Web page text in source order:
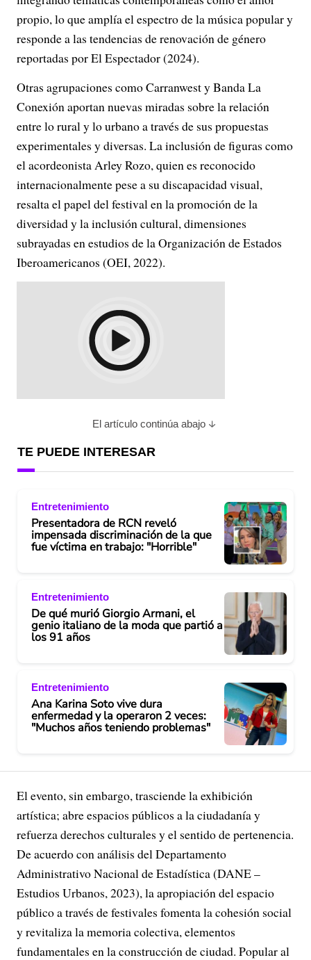
propio, lo que amplía el espectro de la música popular y
responde a las tendencias de renovación de género
reportadas por El Espectador (2024).
Otras agrupaciones como Carranwest y Banda La
Conexión aportan nuevas miradas sobre la relación
entre lo rural y lo urbano a través de sus propuestas
experimentales y diversas. La inclusión de figuras como
el acordeonista Arley Rozo, quien es reconocido
internacionalmente pese a su discapacidad visual,
resalta el papel del festival en la promoción de la
diversidad y la inclusión cultural, dimensiones
subrayadas en estudios de la Organización de Estados
Iberoamericanos (OEI, 2022).
El artículo continúa abajo
TE PUEDE INTERESAR
Entretenimiento
Presentadora de RCN reveló
impensada discriminación de la que
fue víctima en trabajo: "Horrible"
Entretenimiento
De qué murió Giorgio Armani, el
genio italiano de la moda que partió a
los 91 años
Entretenimiento
Ana Karina Soto vive dura
enfermedad y la operaron 2 veces:
"Muchos años teniendo problemas"
El evento, sin embargo, trasciende la exhibición
artística; abre espacios públicos a la ciudadanía y
refuerza derechos culturales y el sentido de pertenencia.
De acuerdo con análisis del Departamento
Administrativo Nacional de Estadística (DANE –
Estudios Urbanos, 2023), la apropiación del espacio
público a través de festivales fomenta la cohesión social
y revitaliza la memoria colectiva, elementos
fundamentales en la construcción de ciudad. Popular al